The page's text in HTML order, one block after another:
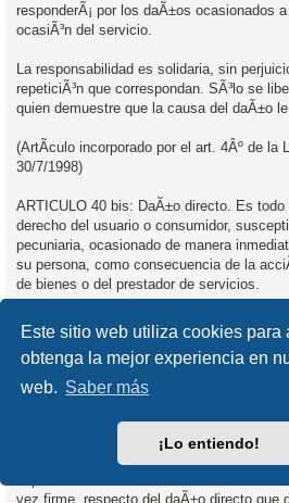
Este sitio web utiliza cookies para
obtenga la mejor experiencia en
web. Saber más
¡Lo entiendo!
responderÃ¡ por los daÃ±os ocasionados
ocasiÃ³n del servicio.
La responsabilidad es solidaria, sin
repeticiÃ³n que correspondan. SÃ³lo se
quien demuestre que la causa del daÃ±o
(ArtÃ­culo incorporado por el art. 4Âº de la
30/7/1998)
ARTICULO 40 bis: DaÃ±o directo. Es
derecho del usuario o consumidor,
pecuniaria, ocasionado de manera
su persona, como consecuencia de la
de bienes o del prestador de servicios.
La autoridad de aplicaciÃ³n podrÃ¡
directo al usuario o consumidor resultante
proveedor o del prestador de servicios y
hasta un valor mÃ¡ximo de CINCO (5)
Hogar 3, que publica el Instituto Nacional
la RepÃºblica Argentina (INDEC).
El acto administrativo de la autoridad de
el proveedor en los tÃ©rminos del
vez firme, respecto del daÃ±o directo que